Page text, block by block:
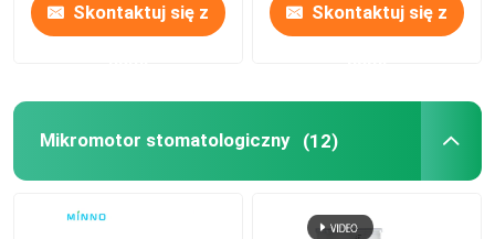
Skontaktuj się z Skontaktuj się z
Mikromotor stomatologiczny (12)